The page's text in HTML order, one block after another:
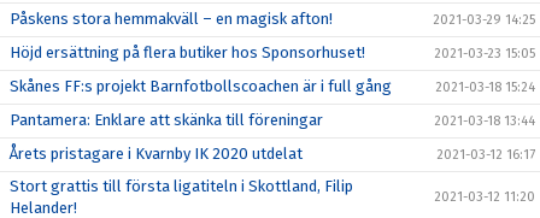
Påskens stora hemmakväll – en magisk afton! 2021-03-29 14:25
Höjd ersättning på flera butiker hos Sponsorhuset! 2021-03-23 15:05
Skånes FF:s projekt Barnfotbollscoachen är i full gång 2021-03-18 15:24
Pantamera: Enklare att skänka till föreningar 2021-03-18 13:44
Årets pristagare i Kvarnby IK 2020 utdelat 2021-03-12 16:17
Stort grattis till första ligatiteln i Skottland, Filip
Helander!
2021-03-12 11:20